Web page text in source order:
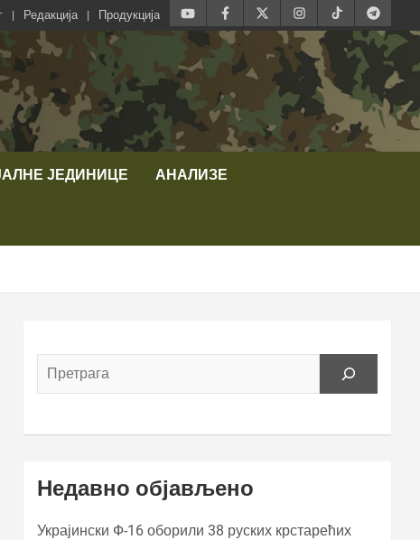
Редакција Продукција
ЈЕДИНИЦЕ АНАЛИЗЕ
Недавно објављено
Украјински Ф-16 оборили 38 руских крстарећих